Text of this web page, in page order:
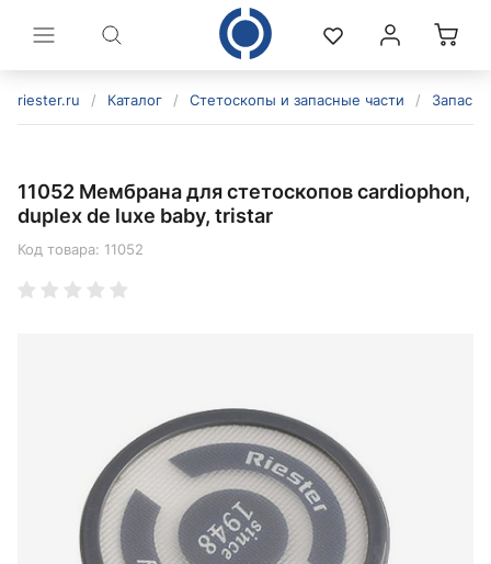
riester.ru / Каталог / Стетоскопы и запасные части /
11052 Мембрана для стетоскопов cardiophon,
duplex de luxe baby, tristar
Код товара: 11052